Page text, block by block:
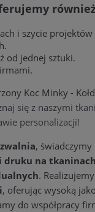
i szycie projektów
od jednej sztuki.
Koc Minky -
się z naszymi
personalizacji!
,
druku na
. Realizujemy
, oferując wysoką
do współpracy